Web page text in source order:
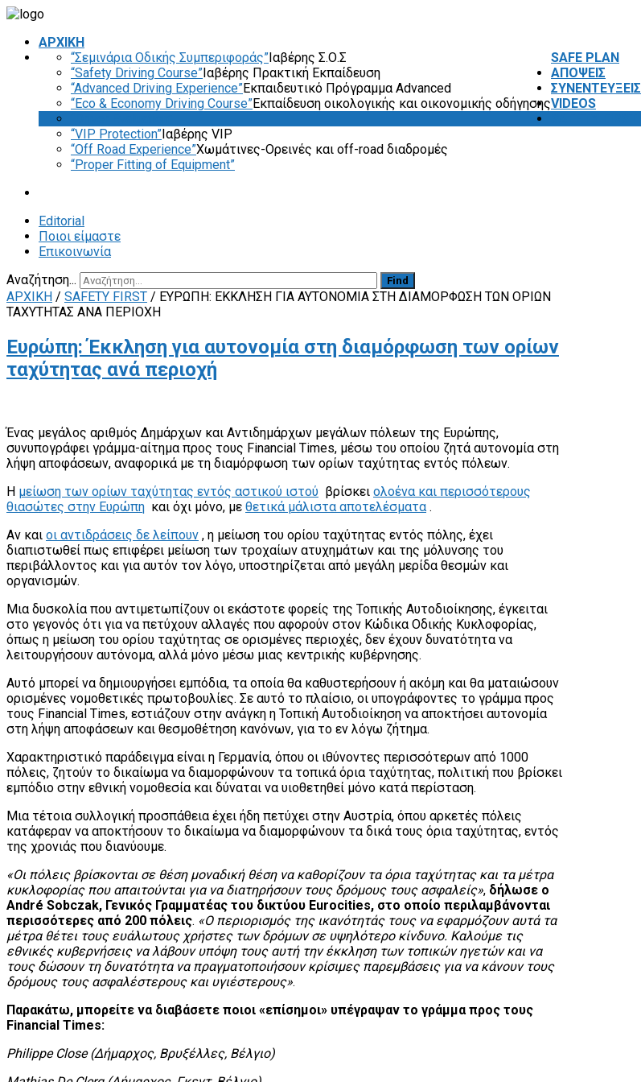
ΑΡΧΙΚΗ
SAFE PLAN
“Σεμινάρια Οδικής Συμπεριφοράς”Ιαβέρης Σ.Ο.Σ
“Safety Driving Course”Ιαβέρης Πρακτική Εκπαίδευση
“Advanced Driving Experience”Εκπαιδευτικό Πρόγραμμα Advanced
“Eco & Economy Driving Course”Εκπαίδευση οικολογικής και οικονομικής οδήγησης
“VIP Protection”Ιαβέρης VIP
“Off Road Experience”Χωμάτινες-Ορεινές και off-road διαδρομές
“Proper Fitting of Equipment”
ΑΠΟΨΕΙΣ
ΣΥΝΕΝΤΕΥΞΕΙΣ
VIDEOS
Editorial
Ποιοι είμαστε
Επικοινωνία
Αναζήτηση...
Find
ΑΡΧΙΚΗ / SAFETY FIRST / ΕΥΡΏΠΗ: ΈΚΚΛΗΣΗ ΓΙΑ ΑΥΤΟΝΟΜΊΑ ΣΤΗ ΔΙΑΜΌΡΦΩΣΗ ΤΩΝ ΟΡΊΩΝ
ΤΑΧΎΤΗΤΑΣ ΑΝΆ ΠΕΡΙΟΧΉ
Ευρώπη: Έκκληση για αυτονομία στη διαμόρφωση των ορίων
ταχύτητας ανά περιοχή
Ένας μεγάλος αριθμός Δημάρχων και Αντιδημάρχων μεγάλων πόλεων της Ευρώπης,
συνυπογράφει γράμμα-αίτημα προς τους Financial Times, μέσω του οποίου ζητά αυτονομία στη
λήψη αποφάσεων, αναφορικά με τη διαμόρφωση των ορίων ταχύτητας εντός πόλεων.
Η μείωση των ορίων ταχύτητας εντός αστικού ιστού βρίσκει ολοένα και περισσότερους
θιασώτες στην Ευρώπη και όχι μόνο, με θετικά μάλιστα αποτελέσματα .
Αν και οι αντιδράσεις δε λείπουν , η μείωση του ορίου ταχύτητας εντός πόλης, έχει
διαπιστωθεί πως επιφέρει μείωση των τροχαίων ατυχημάτων και της μόλυνσης του
περιβάλλοντος και για αυτόν τον λόγο, υποστηρίζεται από μεγάλη μερίδα θεσμών και
οργανισμών.
Μια δυσκολία που αντιμετωπίζουν οι εκάστοτε φορείς της Τοπικής Αυτοδιοίκησης, έγκειται
στο γεγονός ότι για να πετύχουν αλλαγές που αφορούν στον Κώδικα Οδικής Κυκλοφορίας,
όπως η μείωση του ορίου ταχύτητας σε ορισμένες περιοχές, δεν έχουν δυνατότητα να
λειτουργήσουν αυτόνομα, αλλά μόνο μέσω μιας κεντρικής κυβέρνησης.
Αυτό μπορεί να δημιουργήσει εμπόδια, τα οποία θα καθυστερήσουν ή ακόμη και θα ματαιώσουν
ορισμένες νομοθετικές πρωτοβουλίες. Σε αυτό το πλαίσιο, οι υπογράφοντες το γράμμα προς
τους Financial Times, εστιάζουν στην ανάγκη η Τοπική Αυτοδιοίκηση να αποκτήσει αυτονομία
στη λήψη αποφάσεων και θεσμοθέτηση κανόνων, για το εν λόγω ζήτημα.
Χαρακτηριστικό παράδειγμα είναι η Γερμανία, όπου οι ιθύνοντες περισσότερων από 1000
πόλεις, ζητούν το δικαίωμα να διαμορφώνουν τα τοπικά όρια ταχύτητας, πολιτική που βρίσκει
εμπόδιο στην εθνική νομοθεσία και δύναται να υιοθετηθεί μόνο κατά περίσταση.
Μια τέτοια συλλογική προσπάθεια έχει ήδη πετύχει στην Αυστρία, όπου αρκετές πόλεις
κατάφεραν να αποκτήσουν το δικαίωμα να διαμορφώνουν τα δικά τους όρια ταχύτητας, εντός
της χρονιάς που διανύουμε.
«Οι πόλεις βρίσκονται σε θέση μοναδική θέση να καθορίζουν τα όρια ταχύτητας και τα μέτρα
κυκλοφορίας που απαιτούνται για να διατηρήσουν τους δρόμους τους ασφαλείς», δήλωσε ο
André Sobczak, Γενικός Γραμματέας του δικτύου Eurocities, στο οποίο περιλαμβάνονται
περισσότερες από 200 πόλεις. «Ο περιορισμός της ικανότητάς τους να εφαρμόζουν αυτά τα
μέτρα θέτει τους ευάλωτους χρήστες των δρόμων σε υψηλότερο κίνδυνο. Καλούμε τις
εθνικές κυβερνήσεις να λάβουν υπόψη τους αυτή την έκκληση των τοπικών ηγετών και να
τους δώσουν τη δυνατότητα να πραγματοποιήσουν κρίσιμες παρεμβάσεις για να κάνουν τους
δρόμους τους ασφαλέστερους και υγιέστερους».
Παρακάτω, μπορείτε να διαβάσετε ποιοι «επίσημοι» υπέγραψαν το γράμμα προς τους
Financial Times:
Philippe Close (Δήμαρχος, Βρυξέλλες, Βέλγιο)